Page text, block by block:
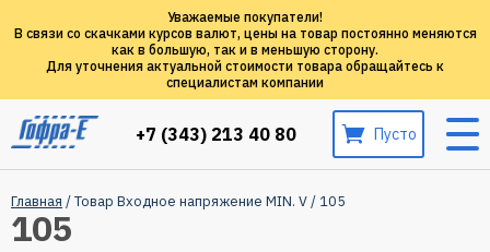
Уважаемые покупатели!
В связи со скачками курсов валют, цены на товар постоянно меняются
как в большую, так и в меньшую сторону.
Для уточнения актуальной стоимости товара обращайтесь к
специалистам компании
+7 (343) 213 40 80 Пусто
Главная / Товар Входное напряжение MIN. V / 105
105